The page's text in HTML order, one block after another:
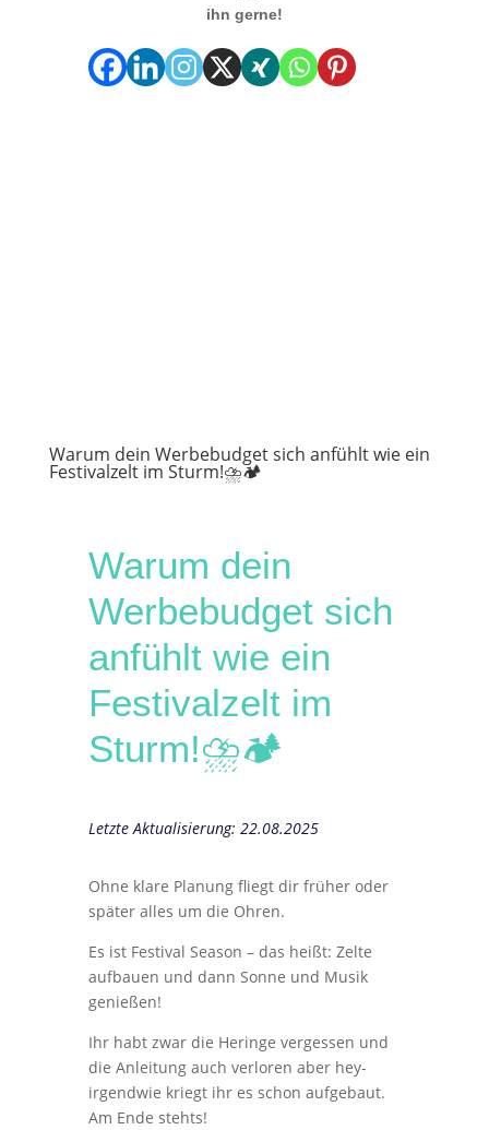
ihn gerne!
Warum dein Werbebudget sich anfühlt wie ein
Festivalzelt im Sturm!⛈️🏕️
Warum dein
Werbebudget sich
anfühlt wie ein
Festivalzelt im
Sturm!⛈️🏕️
Letzte Aktualisierung: 22.08.2025
Ohne klare Planung fliegt dir früher oder
später alles um die Ohren.
Es ist Festival Season – das heißt: Zelte
aufbauen und dann Sonne und Musik
genießen!
Ihr habt zwar die Heringe vergessen und
die Anleitung auch verloren aber hey-
irgendwie kriegt ihr es schon aufgebaut.
Am Ende stehts!